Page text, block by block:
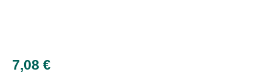
Regulärer Preis:
7,08 €